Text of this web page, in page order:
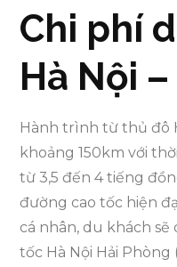
Chi phí
Hà Nội
Hành trình từ thủ đô
khoảng 150km với
từ 3,5 đến 4 tiếng
đường cao tốc hiện
cá nhân, du khách
tốc Hà Nội Hải